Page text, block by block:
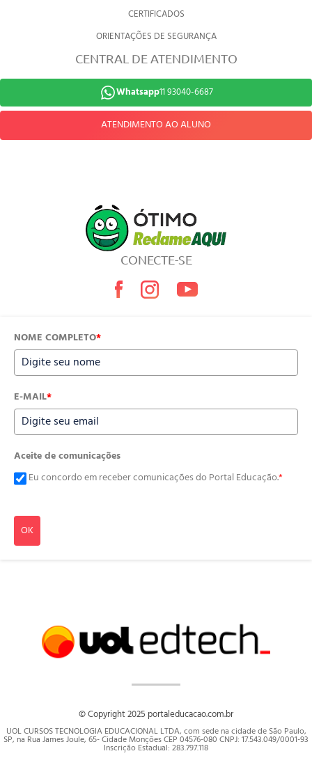
CERTIFICADOS
ORIENTAÇÕES DE SEGURANÇA
CENTRAL DE ATENDIMENTO
Whatsapp11 93040-6687
ATENDIMENTO AO ALUNO
CONECTE-SE
NOME COMPLETO*
E-MAIL*
Aceite de comunicações
Eu concordo em receber comunicações do Portal Educação.*
OK
© Copyright 2025 portaleducacao.com.br
UOL CURSOS TECNOLOGIA EDUCACIONAL LTDA, com sede na cidade de São Paulo,
SP, na Rua James Joule, 65- Cidade Monções CEP 04576-080 CNPJ: 17.543.049/0001-93
Inscrição Estadual: 283.797.118